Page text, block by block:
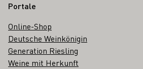
Portale
Online-Shop
Deutsche Weinkönigin
Generation Riesling
Weine mit Herkunft